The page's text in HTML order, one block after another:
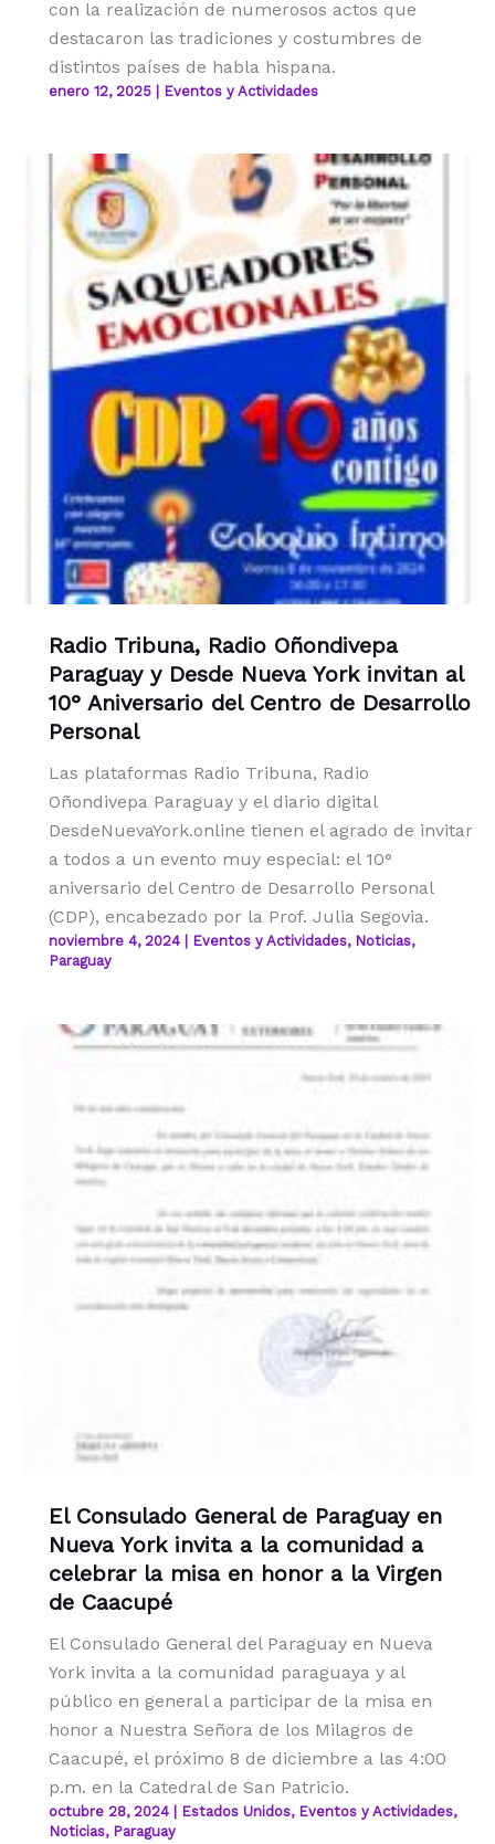
con la realización de numerosos actos que
destacaron las tradiciones y costumbres de
distintos países de habla hispana.
enero 12, 2025 Eventos y Actividades
Radio Tribuna, Radio Oñondivepa
Paraguay y Desde Nueva York invitan al
10° Aniversario del Centro de Desarrollo
Personal
Las plataformas Radio Tribuna, Radio
Oñondivepa Paraguay y el diario digital
DesdeNuevaYork.online tienen el agrado de invitar
a todos a un evento muy especial: el 10°
aniversario del Centro de Desarrollo Personal
(CDP), encabezado por la Prof. Julia Segovia.
noviembre 4, 2024 Eventos y Actividades, Noticias,
Paraguay
El Consulado General de Paraguay en
Nueva York invita a la comunidad a
celebrar la misa en honor a la Virgen
de Caacupé
El Consulado General del Paraguay en Nueva
York invita a la comunidad paraguaya y al
público en general a participar de la misa en
honor a Nuestra Señora de los Milagros de
Caacupé, el próximo 8 de diciembre a las 4:00
p.m. en la Catedral de San Patricio.
octubre 28, 2024 Estados Unidos, Eventos y Actividades,
Noticias, Paraguay